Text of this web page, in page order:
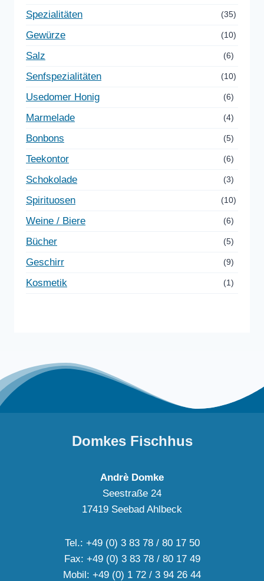
Spezialitäten (35)
Gewürze (10)
Salz (6)
Senfspezialitäten (10)
Usedomer Honig (6)
Marmelade (4)
Bonbons (5)
Teekontor (6)
Schokolade (3)
Spirituosen (10)
Weine / Biere (6)
Bücher (5)
Geschirr (9)
Kosmetik (1)
Domkes Fischhus
Andrè Domke
Seestraße 24
17419 Seebad Ahlbeck
Tel.: +49 (0) 3 83 78 / 80 17 50
Fax: +49 (0) 3 83 78 / 80 17 49
Mobil: +49 (0) 1 72 / 3 94 26 44